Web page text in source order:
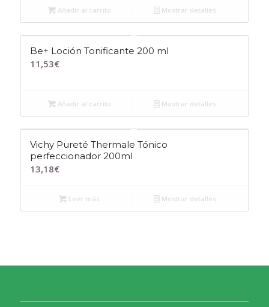
Añadir al carrito Mostrar detalles
Be+ Loción Tonificante 200 ml
11,53€
Añadir al carrito Mostrar detalles
Vichy Pureté Thermale Tónico
perfeccionador 200ml
13,18€
Leer más Mostrar detalles